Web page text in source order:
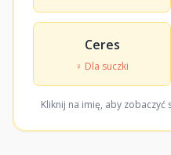
Ceres
♀ Dla suczki
Kliknij na imię, aby zobaczyć